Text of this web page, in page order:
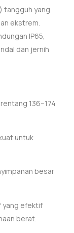
) tangguh yang
ekstrem.
IP65,
dan jernih
136–174
untuk
besar
yang efektif
berat.